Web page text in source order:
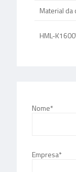
Material da
HML-
Nome*
Empresa*